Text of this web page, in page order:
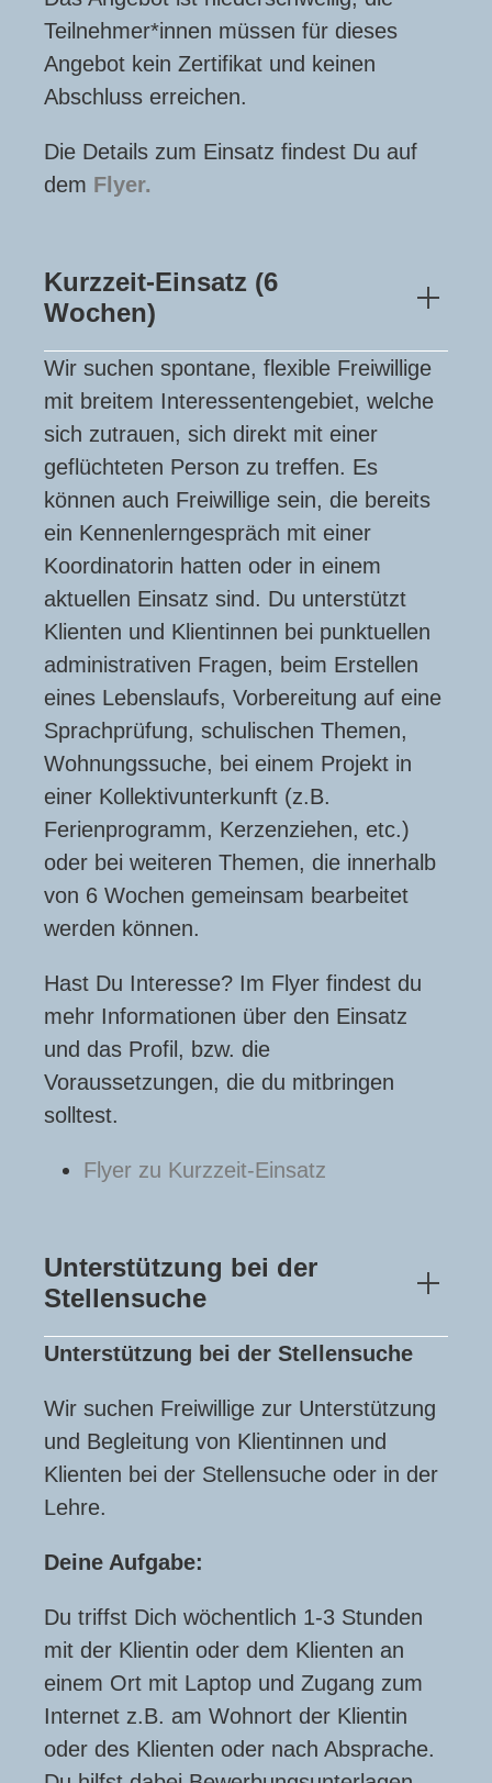
Teilnehmer*innen müssen für dieses
Angebot kein Zertifikat und keinen
Abschluss erreichen.
Die Details zum Einsatz findest Du auf
dem Flyer.
Kurzzeit-Einsatz (6
Wochen)
Wir suchen spontane, flexible Freiwillige
mit breitem Interessentengebiet, welche
sich zutrauen, sich direkt mit einer
geflüchteten Person zu treffen. Es
können auch Freiwillige sein, die bereits
ein Kennenlerngespräch mit einer
Koordinatorin hatten oder in einem
aktuellen Einsatz sind. Du unterstützt
Klienten und Klientinnen bei punktuellen
administrativen Fragen, beim Erstellen
eines Lebenslaufs, Vorbereitung auf eine
Sprachprüfung, schulischen Themen,
Wohnungssuche, bei einem Projekt in
einer Kollektivunterkunft (z.B.
Ferienprogramm, Kerzenziehen, etc.)
oder bei weiteren Themen, die innerhalb
von 6 Wochen gemeinsam bearbeitet
werden können.
Hast Du Interesse? Im Flyer findest du
mehr Informationen über den Einsatz
und das Profil, bzw. die
Voraussetzungen, die du mitbringen
solltest.
Flyer zu Kurzzeit-Einsatz
Unterstützung bei der
Stellensuche
Unterstützung bei der Stellensuche
Wir suchen Freiwillige zur Unterstützung
und Begleitung von Klientinnen und
Klienten bei der Stellensuche oder in der
Lehre.
Deine Aufgabe:
Du triffst Dich wöchentlich 1-3 Stunden
mit der Klientin oder dem Klienten an
einem Ort mit Laptop und Zugang zum
Internet z.B. am Wohnort der Klientin
oder des Klienten oder nach Absprache.